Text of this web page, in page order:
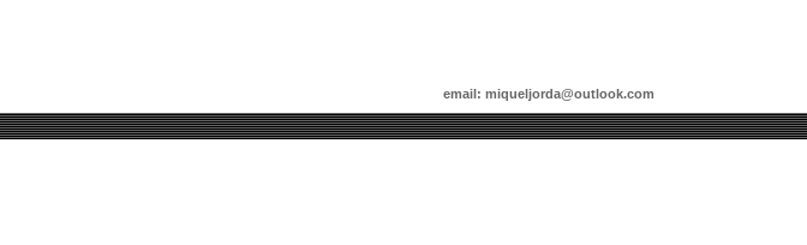
email: miqueljorda@outlook.com